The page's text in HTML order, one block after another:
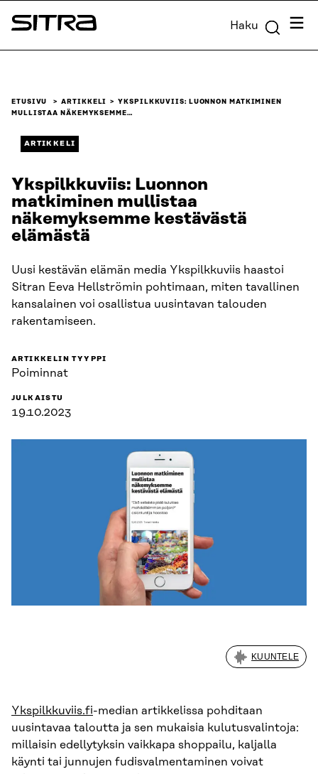
Siirry
suoraan
Sitra Haku
ETUSIVU ARTIKKELI
YKSPILKKUVIIS: LUONNON MATKIMINEN
MULLISTAA NÄKEMYKSEMME…
ARTIKKELI
Ykspilkkuviis: Luonnon
matkiminen mullistaa
näkemyksemme kestävästä
elämästä
Uusi kestävän elämän media Ykspilkkuviis haastoi
Sitran Eeva Hellströmin pohtimaan, miten tavallinen
kansalainen voi osallistua uusintavan talouden
rakentamiseen.
ARTIKKELIN TYYPPI
Poiminnat
JULKAISTU
19.10.2023
KUUNTELE
Ykspilkkuviis.fi-median artikkelissa pohditaan
uusintavaa taloutta ja sen mukaisia kulutusvalintoja:
millaisin edellytyksin vaikkapa shoppailu, kaljalla
käynti tai junnujen fudisvalmentaminen voivat